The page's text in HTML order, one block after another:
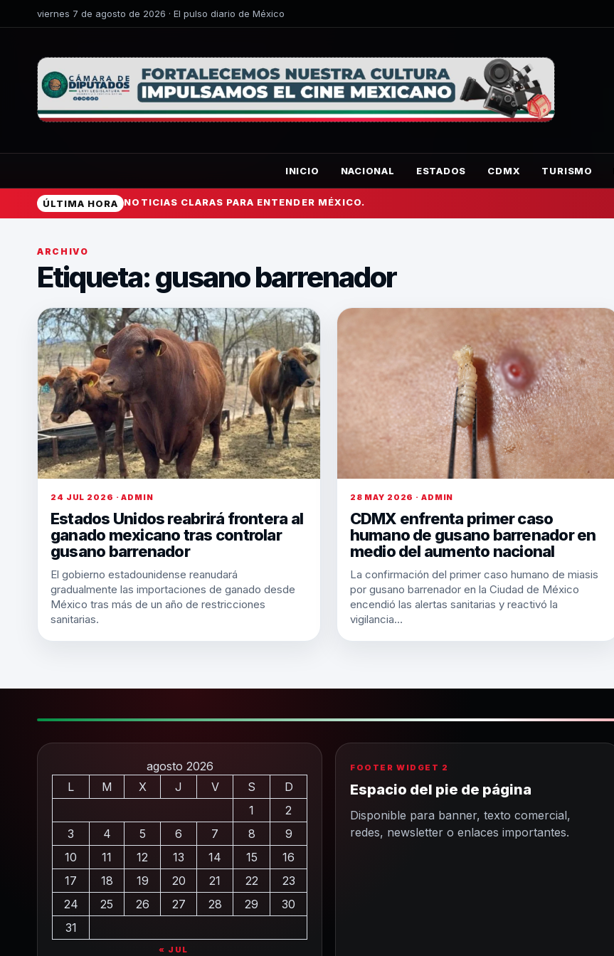
viernes 7 de agosto de 2026 · El pulso diario de México
INICIO NACIONAL ESTADOS CDMX TURISMO
ÚLTIMA HORA NOTICIAS CLARAS PARA ENTENDER MÉXICO.
ARCHIVO
Etiqueta:gusano barrenador
24 JUL 2026 · ADMIN
Estados Unidos reabrirá frontera al
ganado mexicano tras controlar
gusano barrenador
El gobierno estadounidense reanudará
gradualmente las importaciones de ganado desde
México tras más de un año de restricciones
sanitarias.
28 MAY 2026 · ADMIN
CDMX enfrenta primer caso
humano de gusano barrenador en
medio del aumento nacional
La confirmación del primer caso humano de miasis
por gusano barrenador en la Ciudad de México
encendió las alertas sanitarias y reactivó la
vigilancia…
agosto 2026
L
M X J V S
D
1
2
3
4 5 6 7 8
9
10
11 12 13 14 15
16
17
18 19 20 21 22
23
24
25 26 27 28 29
30
31
« JUL
FOOTER WIDGET 2
Espacio del pie de página
Disponible para banner, texto comercial,
redes, newsletter o enlaces importantes.